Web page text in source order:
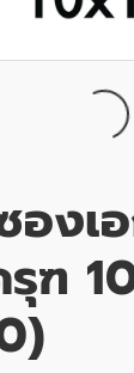
องเ
ฑ